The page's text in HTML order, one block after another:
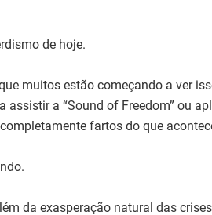
de hoje.
muitos estão começando a ver
assistir a “Sound of Freedom” ou
fartos do que
da exasperação natural das